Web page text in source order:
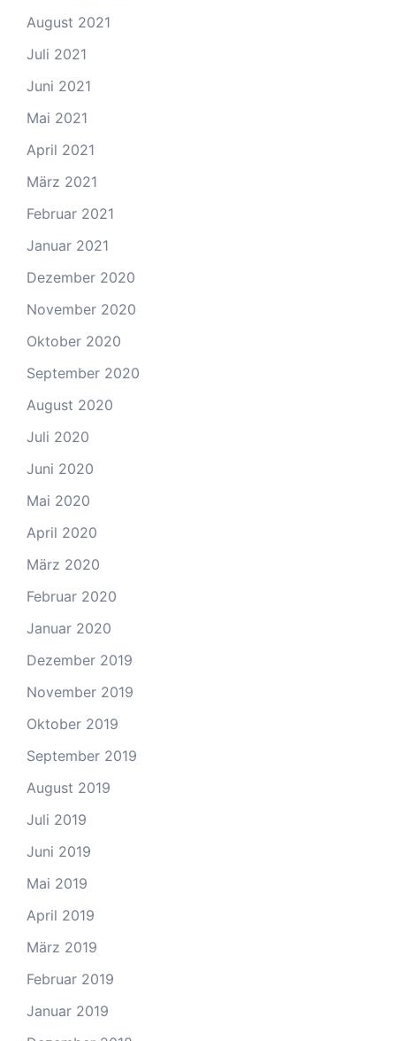
August 2021
Juli 2021
Juni 2021
Mai 2021
April 2021
März 2021
Februar 2021
Januar 2021
Dezember 2020
November 2020
Oktober 2020
September 2020
August 2020
Juli 2020
Juni 2020
Mai 2020
April 2020
März 2020
Februar 2020
Januar 2020
Dezember 2019
November 2019
Oktober 2019
September 2019
August 2019
Juli 2019
Juni 2019
Mai 2019
April 2019
März 2019
Februar 2019
Januar 2019